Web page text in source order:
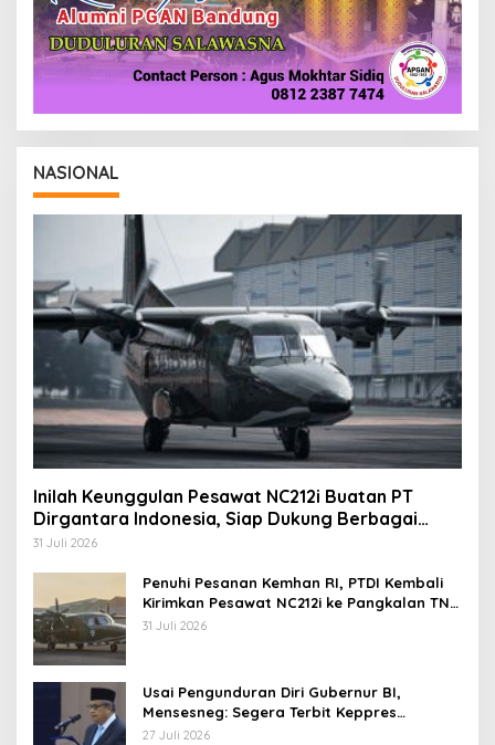
NASIONAL
Inilah Keunggulan Pesawat NC212i Buatan PT
Dirgantara Indonesia, Siap Dukung Berbagai
Operasi TNI
31 Juli 2026
Penuhi Pesanan Kemhan RI, PTDI Kembali
Kirimkan Pesawat NC212i ke Pangkalan TNI
AU
31 Juli 2026
Usai Pengunduran Diri Gubernur BI,
Mensesneg: Segera Terbit Keppres
Pemberhentian dengan Hormat
27 Juli 2026